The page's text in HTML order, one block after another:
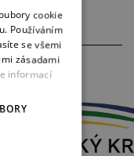
GERMAN
cookie
Používáním
se všemi
zásadami
informací